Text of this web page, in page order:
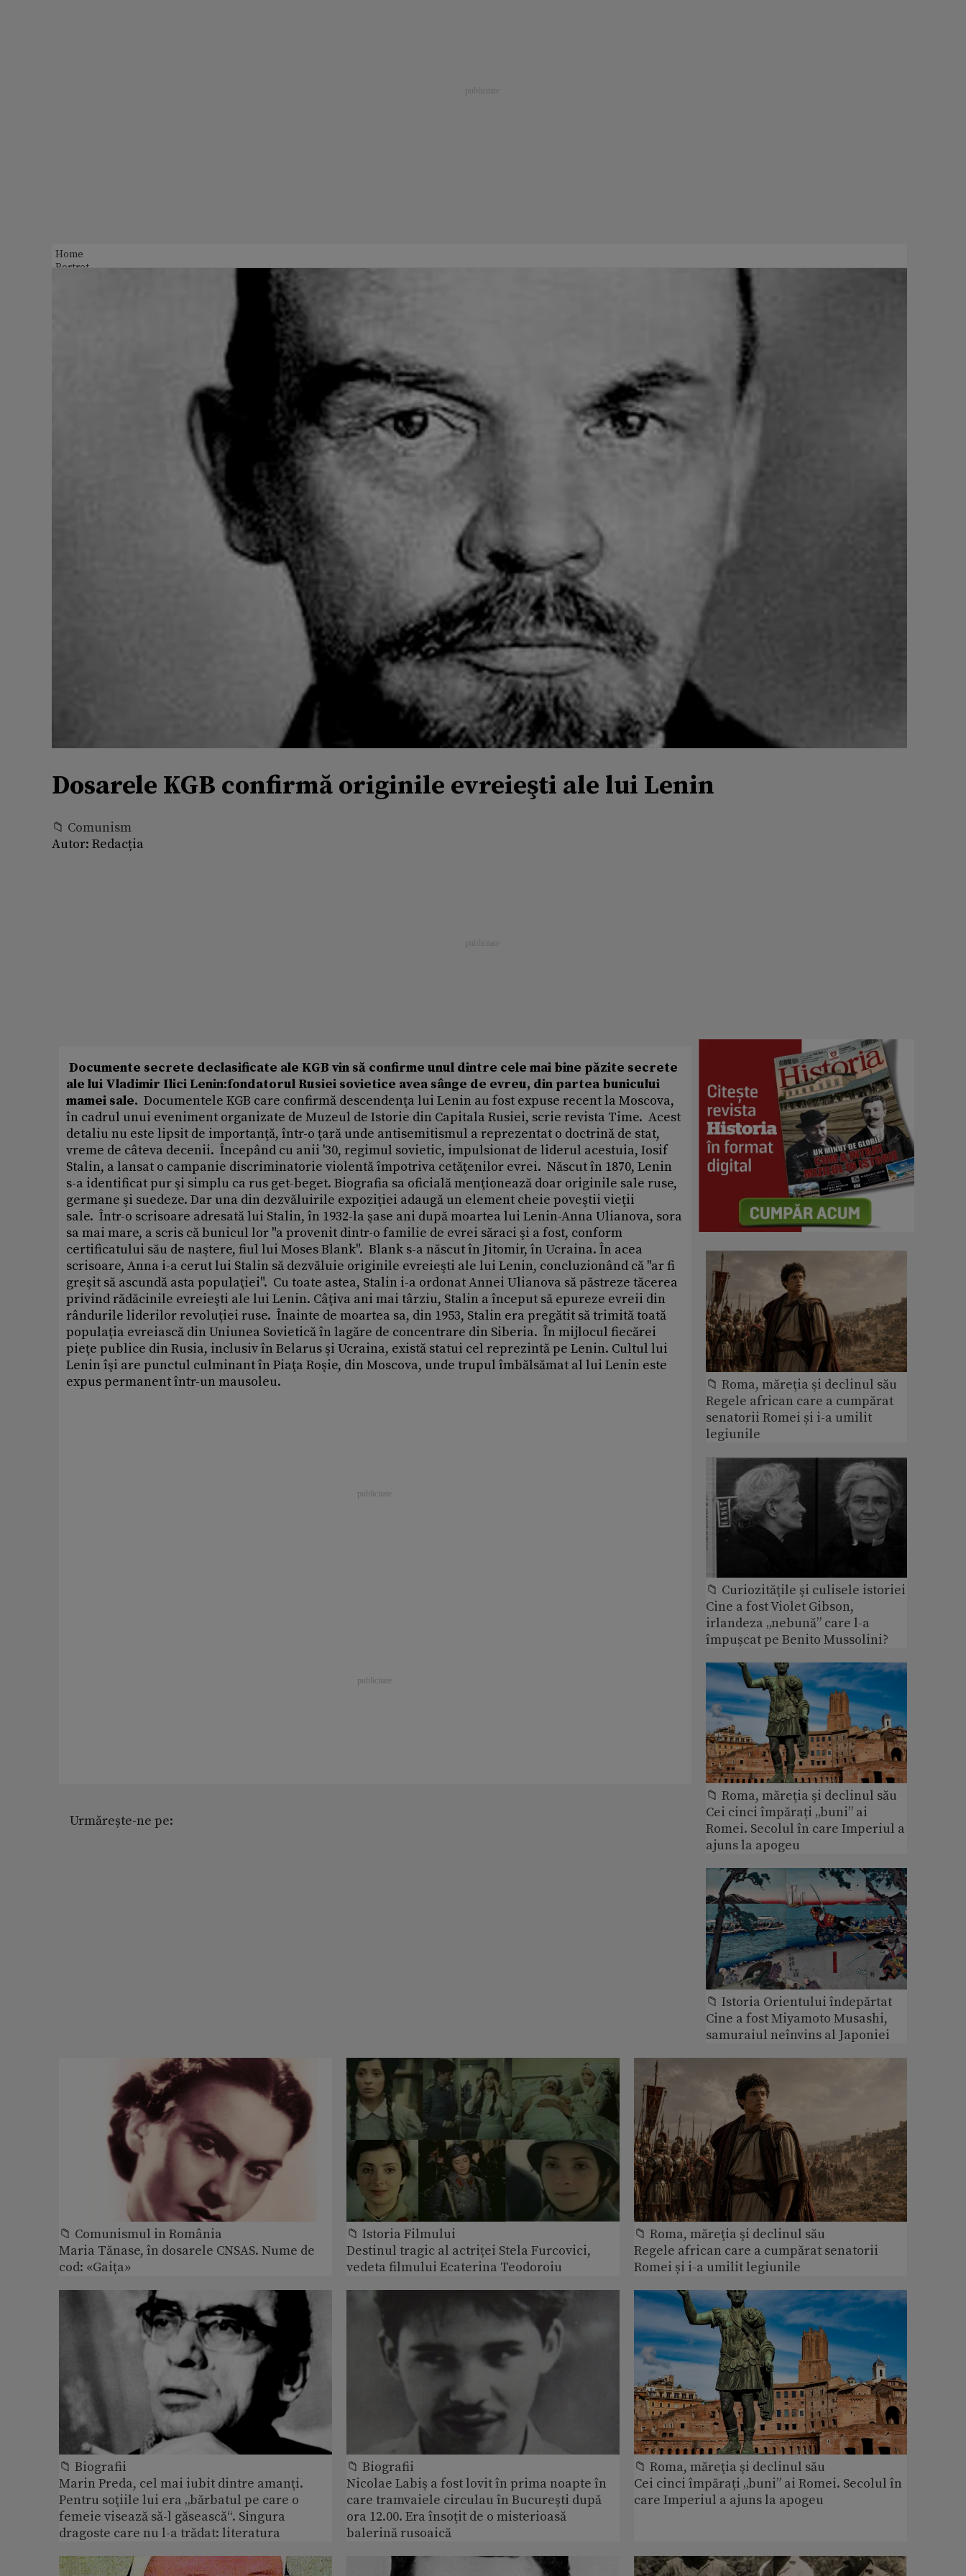
Home
Portret
Dosarele KGB confirmă originile evreieşti ale lui Lenin
📁 Comunism
Autor: Redacția
Documente secrete declasificate ale KGB vin să confirme unul dintre cele mai bine păzite secrete
ale lui Vladimir Ilici Lenin:fondatorul Rusiei sovietice avea sânge de evreu, din partea bunicului
mamei sale. Documentele KGB care confirmă descendenţa lui Lenin au fost expuse recent la Moscova,
în cadrul unui eveniment organizate de Muzeul de Istorie din Capitala Rusiei, scrie revista Time. Acest
detaliu nu este lipsit de importanţă, într-o ţară unde antisemitismul a reprezentat o doctrină de stat,
vreme de câteva decenii. Începând cu anii '30, regimul sovietic, impulsionat de liderul acestuia, Iosif
Stalin, a lansat o campanie discriminatorie violentă împotriva cetăţenilor evrei. Născut în 1870, Lenin
s-a identificat pur şi simplu ca rus get-beget. Biografia sa oficială menţionează doar originile sale ruse,
germane şi suedeze. Dar una din dezvăluirile expoziţiei adaugă un element cheie poveştii vieţii
sale. Într-o scrisoare adresată lui Stalin, în 1932-la şase ani după moartea lui Lenin-Anna Ulianova, sora
sa mai mare, a scris că bunicul lor "a provenit dintr-o familie de evrei săraci şi a fost, conform
certificatului său de naştere, fiul lui Moses Blank". Blank s-a născut în Jitomir, în Ucraina. În acea
scrisoare, Anna i-a cerut lui Stalin să dezvăluie originile evreieşti ale lui Lenin, concluzionând că "ar fi
greşit să ascundă asta populaţiei". Cu toate astea, Stalin i-a ordonat Annei Ulianova să păstreze tăcerea
privind rădăcinile evreieşti ale lui Lenin. Câţiva ani mai târziu, Stalin a început să epureze evreii din
rândurile liderilor revoluţiei ruse. Înainte de moartea sa, din 1953, Stalin era pregătit să trimită toată
populaţia evreiască din Uniunea Sovietică în lagăre de concentrare din Siberia. În mijlocul fiecărei
pieţe publice din Rusia, inclusiv în Belarus şi Ucraina, există statui cel reprezintă pe Lenin. Cultul lui
Lenin îşi are punctul culminant în Piaţa Roşie, din Moscova, unde trupul îmbălsămat al lui Lenin este
expus permanent într-un mausoleu.
Urmărește-ne pe:
📁 Roma, măreţia şi declinul său
Regele african care a cumpărat
senatorii Romei și i-a umilit
legiunile
📁 Curiozităţile şi culisele istoriei
Cine a fost Violet Gibson,
irlandeza „nebună” care l-a
împușcat pe Benito Mussolini?
📁 Roma, măreţia şi declinul său
Cei cinci împărați „buni” ai
Romei. Secolul în care Imperiul a
ajuns la apogeu
📁 Istoria Orientului îndepărtat
Cine a fost Miyamoto Musashi,
samuraiul neînvins al Japoniei
📁 Comunismul in România
Maria Tănase, în dosarele CNSAS. Nume de
cod: «Gaița»
📁 Istoria Filmului
Destinul tragic al actriței Stela Furcovici,
vedeta filmului Ecaterina Teodoroiu
📁 Roma, măreţia şi declinul său
Regele african care a cumpărat senatorii
Romei și i-a umilit legiunile
📁 Biografii
Marin Preda, cel mai iubit dintre amanţi.
Pentru soţiile lui era „bărbatul pe care o
femeie visează să-l găsească“. Singura
dragoste care nu l-a trădat: literatura
📁 Biografii
Nicolae Labiş a fost lovit în prima noapte în
care tramvaiele circulau în Bucureşti după
ora 12.00. Era însoţit de o misterioasă
balerină rusoaică
📁 Roma, măreţia şi declinul său
Cei cinci împărați „buni” ai Romei. Secolul în
care Imperiul a ajuns la apogeu